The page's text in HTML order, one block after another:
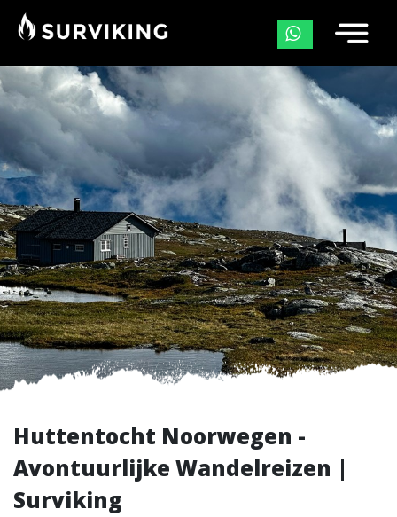
Huttentocht Noorwegen -
Avontuurlijke Wandelreizen |
Surviking